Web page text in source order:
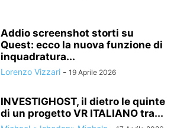
Addio screenshot storti su
Quest: ecco la nuova funzione di
inquadratura...
Lorenzo Vizzari - 19 Aprile 2026
INVESTIGHOST, il dietro le quinte
di un progetto VR ITALIANO tra...